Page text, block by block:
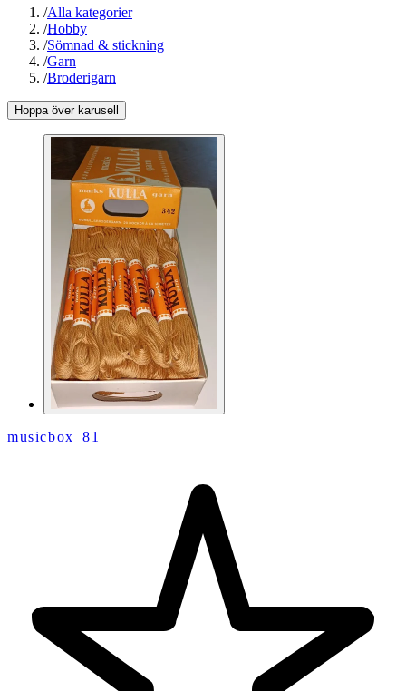
/Alla kategorier
/Hobby
/Sömnad & stickning
/Garn
/Broderigarn
Hoppa över karusell
musicbox_81